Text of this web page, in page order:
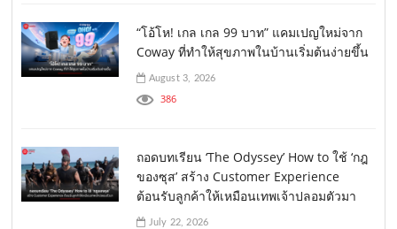
“โอ้โห! เกล เกล 99 บาท” แคมเปญใหม่จาก
Coway ที่ทำให้สุขภาพในบ้านเริ่มต้นง่ายขึ้น
August 3, 2026
386
ถอดบทเรียน ‘The Odyssey’ How to ใช้ ‘กฎ
ของซุส’ สร้าง Customer Experience
ต้อนรับลูกค้าให้เหมือนเทพเจ้าปลอมตัวมา
July 22, 2026